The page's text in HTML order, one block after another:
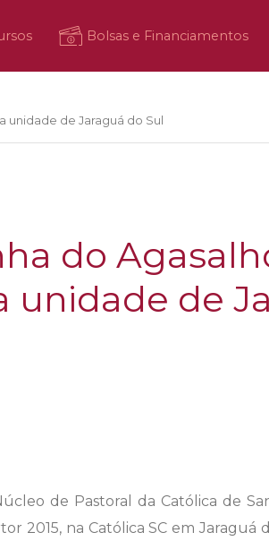
Bolsas e Financiamentos
unidade de Jaraguá do Sul
do
unidade de
de Pastoral da Católica de
2015, na Católica SC em Jaraguá